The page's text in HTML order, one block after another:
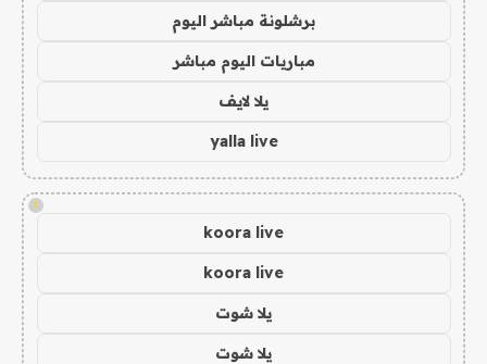
برشلونة مباشر اليوم
مباريات اليوم مباشر
يلا لايف
yalla live
!
koora live
koora live
يلا شوت
يلا شوت